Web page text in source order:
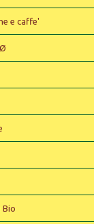
e caffe'
Bio